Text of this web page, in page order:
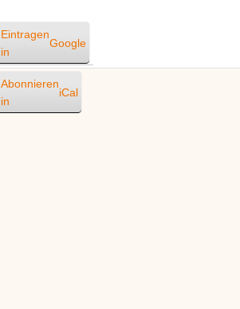
Eintragen
in
Google
Abonnieren
in
iCal